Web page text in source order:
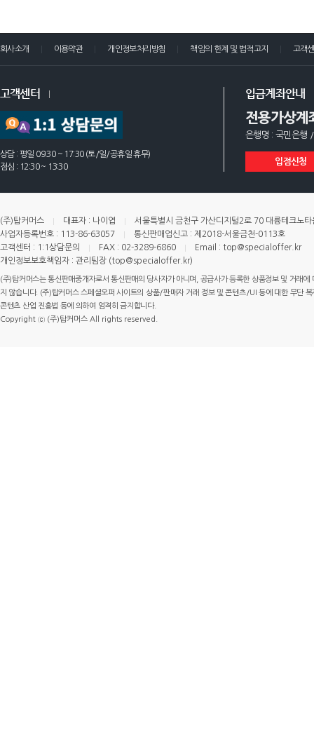
회사소개 이용약관 개인정보처리방침 책임의 한계 및 법적고지 고객
고객센터
상담 : 평일 09:30 ~ 17:30 (토/일/공휴일 휴무)
점심 : 12:30 ~ 13:30
입금계좌안내
전용가상계
은행명 : 국민은행
입점신청
(주)탑커머스 대표자 : 나이엽
서울특별시 금천구 가산디지털2로 70 대륭테크노
사업자등록번호 : 113-86-63057
통신판매업신고 : 제2018-서울금천-0113호
고객센터 : 1:1상담문의
FAX : 02-3289-6860
Email : top@specialoffer.kr
개인정보보호책임자 : 관리팀장 (top@specialoffer.kr)
(주)탑커머스는 통신판매중개자로서 통신판매의 당사자가 아니며, 공급사가 등록한 상품정보 및 거래
지 않습니다. (주)탑커머스 스페셜오퍼 사이트의 상품/판매자 거래 정보 및 콘텐츠/UI 등에 대한 무단
콘텐츠 산업 진흥법 등에 의하여 엄격히 금지합니다.
Copyright ⓒ (주)탑커머스 All rights reserved.